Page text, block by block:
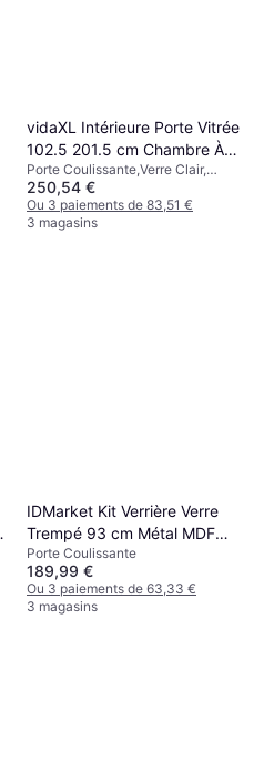
vidaXL Intérieure Porte Vitrée
102.5 201.5 cm Chambre À
Coucher Salle de Bain Maison
Porte Coulissante Verre Clair
(x194cm)
Porte Coulissante,Verre Clair,
Porte Simple, Réglable
250,54 €
Ou 3 paiements de 83,51 €
3 magasins
IDMarket Kit Verrière Verre
Trempé 93 cm Métal MDF
Noir Porte Coulissante (x)
Porte Coulissante
189,99 €
Ou 3 paiements de 63,33 €
3 magasins